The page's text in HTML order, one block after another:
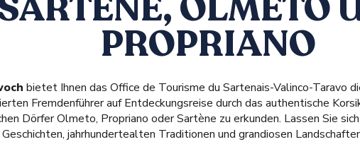
PROPRIANO
bietet Ihnen das Office de Tourisme du Sartenais-Valinco-Taravo
Fremdenführer auf Entdeckungsreise durch das authentische
Dörfer Olmeto, Propriano oder Sartène zu erkunden. Lassen Sie
Geschichten, jahrhundertealten Traditionen und grandiosen